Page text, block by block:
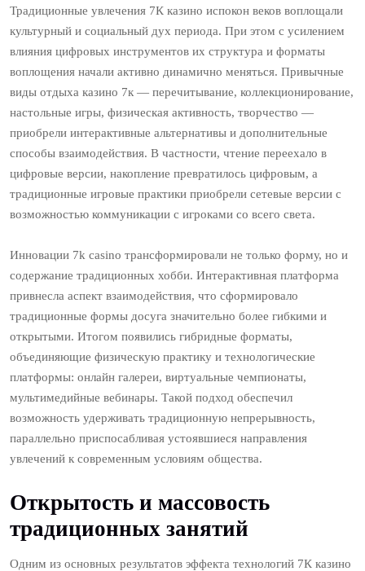
Традиционные увлечения 7К казино испокон веков воплощали
культурный и социальный дух периода. При этом с усилением
влияния цифровых инструментов их структура и форматы
воплощения начали активно динамично меняться. Привычные
виды отдыха казино 7к — перечитывание, коллекционирование,
настольные игры, физическая активность, творчество —
приобрели интерактивные альтернативы и дополнительные
способы взаимодействия. В частности, чтение переехало в
цифровые версии, накопление превратилось цифровым, а
традиционные игровые практики приобрели сетевые версии с
возможностью коммуникации с игроками со всего света.
Инновации 7k casino трансформировали не только форму, но и
содержание традиционных хобби. Интерактивная платформа
привнесла аспект взаимодействия, что сформировало
традиционные формы досуга значительно более гибкими и
открытыми. Итогом появились гибридные форматы,
объединяющие физическую практику и технологические
платформы: онлайн галереи, виртуальные чемпионаты,
мультимедийные вебинары. Такой подход обеспечил
возможность удерживать традиционную непрерывность,
параллельно приспосабливая устоявшиеся направления
увлечений к современным условиям общества.
Открытость и массовость
традиционных занятий
Одним из основных результатов эффекта технологий 7К казино